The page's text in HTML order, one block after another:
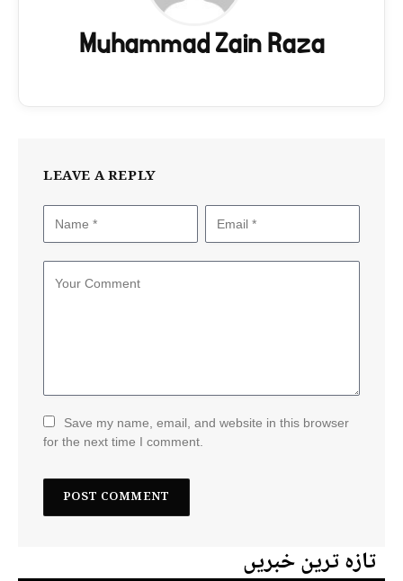
Muhammad Zain Raza
LEAVE A REPLY
Save my name, email, and website in this browser
for the next time I comment.
تازہ ترین خبریں